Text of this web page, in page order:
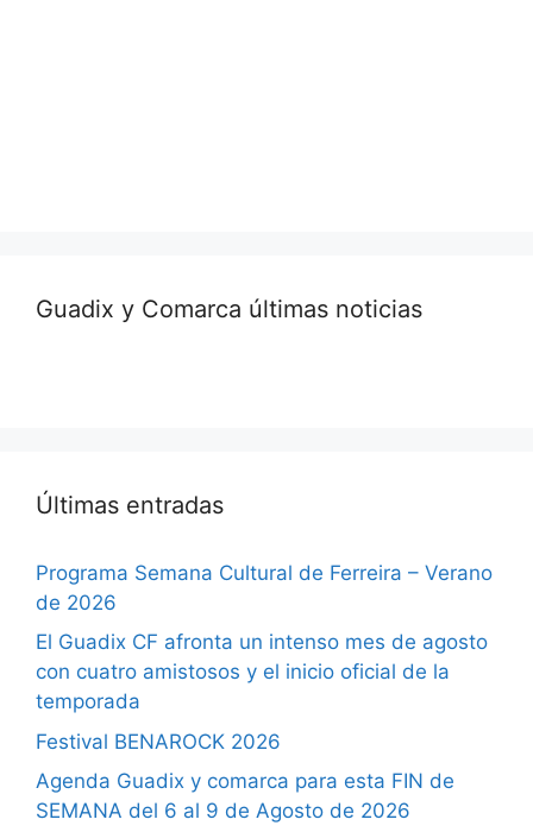
Guadix y Comarca últimas noticias
Últimas entradas
Programa Semana Cultural de Ferreira – Verano
de 2026
El Guadix CF afronta un intenso mes de agosto
con cuatro amistosos y el inicio oficial de la
temporada
Festival BENAROCK 2026
Agenda Guadix y comarca para esta FIN de
SEMANA del 6 al 9 de Agosto de 2026